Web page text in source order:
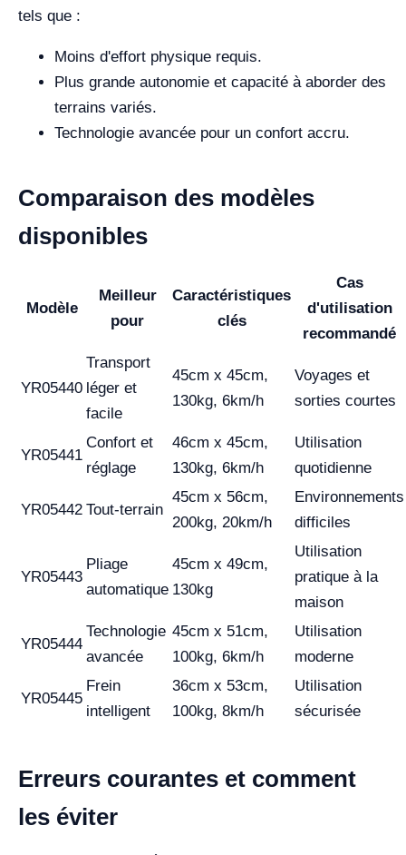
tels que :
Moins d'effort physique requis.
Plus grande autonomie et capacité à aborder des
terrains variés.
Technologie avancée pour un confort accru.
Comparaison des modèles
disponibles
Modèle
Meilleur
pour
Caractéristiques
clés
Cas
d'utilisation
recommandé
YR05440
Transport
léger et
facile
45cm x 45cm,
130kg, 6km/h
Voyages et
sorties courtes
YR05441
Confort et
réglage
46cm x 45cm,
130kg, 6km/h
Utilisation
quotidienne
YR05442 Tout-terrain
45cm x 56cm,
200kg, 20km/h
Environnements
difficiles
YR05443
Pliage
automatique
45cm x 49cm,
130kg
Utilisation
pratique à la
maison
YR05444
Technologie
avancée
45cm x 51cm,
100kg, 6km/h
Utilisation
moderne
YR05445
Frein
intelligent
36cm x 53cm,
100kg, 8km/h
Utilisation
sécurisée
Erreurs courantes et comment
les éviter